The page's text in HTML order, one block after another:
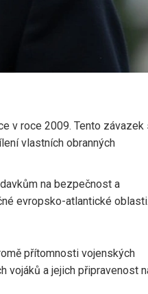
v roce 2009. Tento závazek
vlastních obranných
na bezpečnost a
evropsko-atlantické oblasti.
přítomnosti vojenských
vojáků a jejich připravenost